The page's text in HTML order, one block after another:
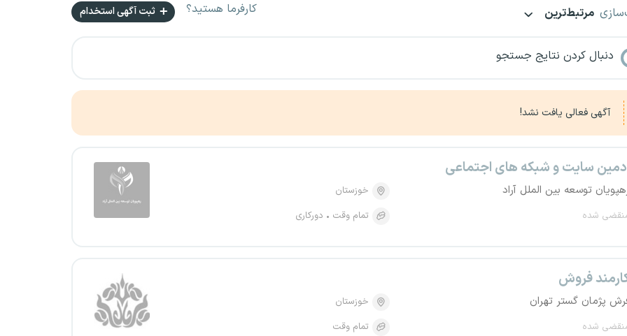
مرتبط‌ترین کارفرما هستید؟ ثبت آگهی استخدام
دنبال کردن نتایج جستجو
آگهی فعالی یافت نشد!
سایت و شبکه های اجتماعی
توسعه بین الملل آراد
شده
خوزستان
تمام وقت
دورکاری
فروش
پژمان گستر تهران
شده
خوزستان
تمام وقت